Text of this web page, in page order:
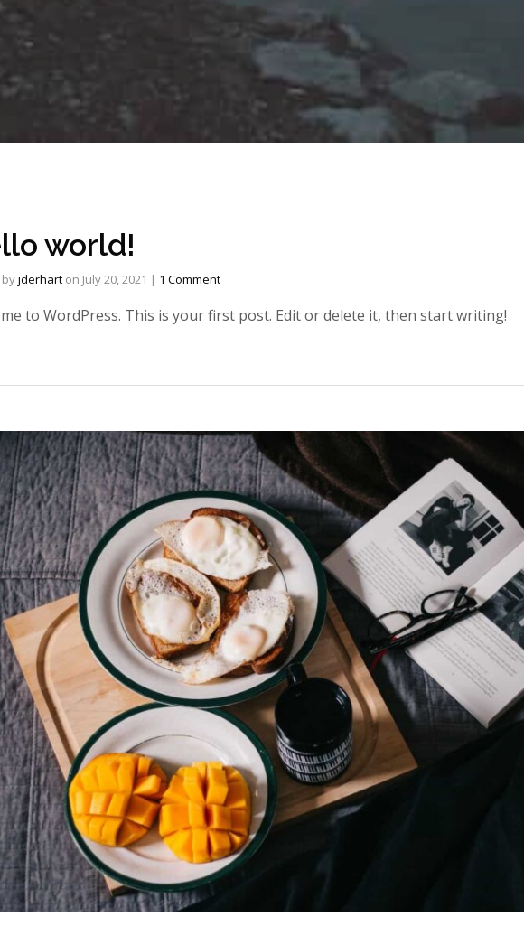
world!
jderhart on July 20, 2021 | 1 Comment
to WordPress. This is your first post. Edit or delete it, then start writing!